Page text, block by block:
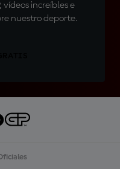
vídeos increíbles e
nuestro deporte.